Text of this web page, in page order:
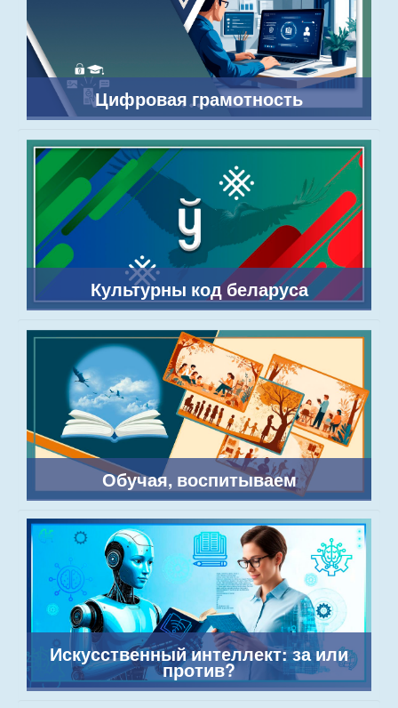
Цифровая грамотность
Культурны код беларуса
Обучая, воспитываем
Искусственный интеллект: за или
против?